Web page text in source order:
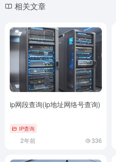
相关文章
ip网段查询(ip地址网络号查询)
IP查询
2年前 336